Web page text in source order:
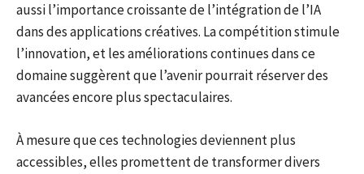
aussi l’importance croissante de l’intégration de l’IA
dans des applications créatives. La compétition stimule
l’innovation, et les améliorations continues dans ce
domaine suggèrent que l’avenir pourrait réserver des
avancées encore plus spectaculaires.
À mesure que ces technologies deviennent plus
accessibles, elles promettent de transformer divers